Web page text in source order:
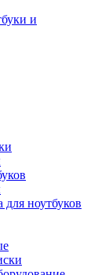
и
для ноутбуков